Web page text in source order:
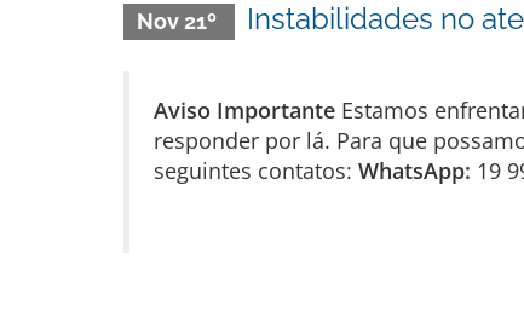
Nov 21º Instabilidades no
Aviso Importante Estamos
responder por lá. Para que
seguintes contatos: WhatsApp: 19